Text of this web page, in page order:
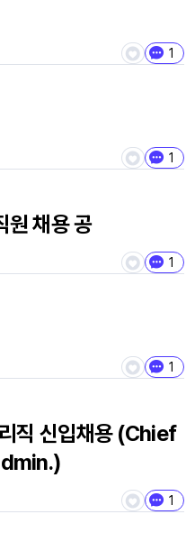
1
1
원 채용 공
1
1
직 신입채용 (Chief
1